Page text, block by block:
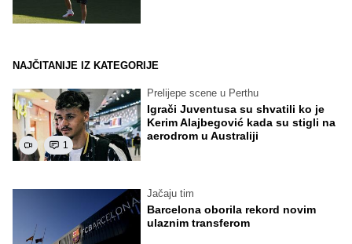
NAJČITANIJE IZ KATEGORIJE
1
Prelijepe scene u Perthu
Igrači Juventusa su shvatili ko je
Kerim Alajbegović kada su stigli na
aerodrom u Australiji
Jačaju tim
Barcelona oborila rekord novim
ulaznim transferom